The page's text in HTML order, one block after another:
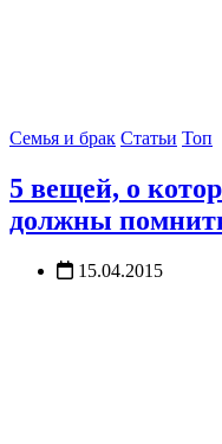
Семья и брак Статьи Топ
5 вещей, о
должны
15.04.2015